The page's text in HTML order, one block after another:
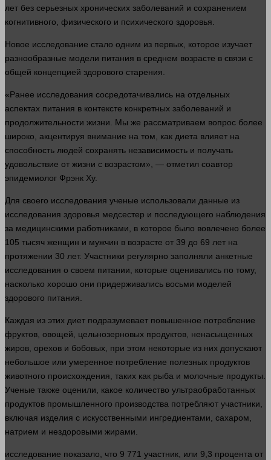
лет без серьезных хронических заболеваний и сохранением
когнитивного, физического и психического здоровья.
Новое исследование стало одним из первых, которое изучает
разнообразные модели питания в среднем возрасте в связи с
общей концепцией здорового старения.
«Ранее исследования сосредотачивались на отдельных
аспектах питания в контексте конкретных заболеваний и
продолжительности жизни . Мы же рассматриваем вопрос более
широко, акцентируя внимание на том, как диета влияет на
способность людей сохранять независимость и получать
удовольствие от жизни с возрастом», — отметил соавтор
эпидемиолог Фрэнк Ху.
Для своего исследования ученые использовали данные из
исследования здоровья медсестер и последующего наблюдения
за медицинскими работниками, в которое было вовлечено более
105 тысяч женщин и мужчин в возрасте от 39 до 69 лет на
протяжении 30 лет. Участники регулярно заполняли анкетные
исследования о своем питании, которые оценивались по тому,
насколько хорошо они придерживались восьми моделей
здорового питания.
Каждая из этих диет подразумевает повышенное потребление
фруктов, овощей, цельнозерновых продуктов, ненасыщенных
жиров, орехов и бобовых, при этом некоторые из них допускают
небольшое или умеренное потребление полезных продуктов
животного происхождения, таких как рыба и молочные продукты.
Ученые также оценили, какое количество ультраобработанных
продуктов промышленного производства потребляют участники,
включая изделия с искусственными ингредиентами, сахаром,
натрием и нездоровыми жирами.
исследование показало, что 9 771 участник, или 9,3 процента от